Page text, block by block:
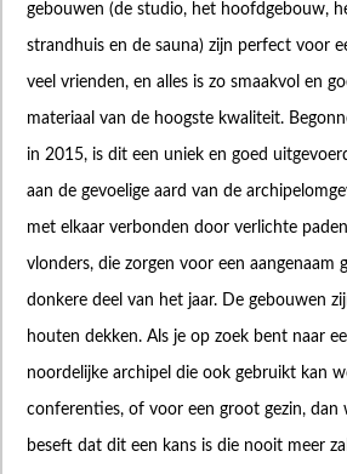
gebouwen (de studio, het hoofdgebouw,
strandhuis en de sauna) zijn perfect voor
veel vrienden, en alles is zo smaakvol en
materiaal van de hoogste kwaliteit.
in 2015, is dit een uniek en goed
aan de gevoelige aard van de
met elkaar verbonden door verlichte
vlonders, die zorgen voor een aangenaam
donkere deel van het jaar. De gebouwen
houten dekken. Als je op zoek bent naar
noordelijke archipel die ook gebruikt kan
conferenties, of voor een groot gezin, dan
beseft dat dit een kans is die nooit meer